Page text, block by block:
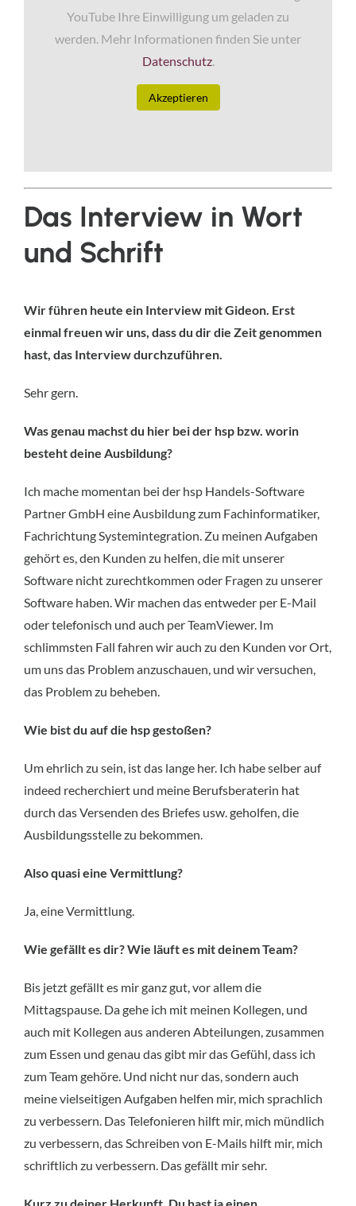
YouTube Ihre Einwilligung um geladen zu
werden. Mehr Informationen finden Sie unter
Datenschutz.
Akzeptieren
Das Interview in Wort
und Schrift
Wir führen heute ein Interview mit Gideon. Erst
einmal freuen wir uns, dass du dir die Zeit genommen
hast, das Interview durchzuführen.
Sehr gern.
Was genau machst du hier bei der hsp bzw. worin
besteht deine Ausbildung?
Ich mache momentan bei der hsp Handels-Software
Partner GmbH eine Ausbildung zum Fachinformatiker,
Fachrichtung Systemintegration. Zu meinen Aufgaben
gehört es, den Kunden zu helfen, die mit unserer
Software nicht zurechtkommen oder Fragen zu unserer
Software haben. Wir machen das entweder per E-Mail
oder telefonisch und auch per TeamViewer. Im
schlimmsten Fall fahren wir auch zu den Kunden vor Ort,
um uns das Problem anzuschauen, und wir versuchen,
das Problem zu beheben.
Wie bist du auf die hsp gestoßen?
Um ehrlich zu sein, ist das lange her. Ich habe selber auf
indeed recherchiert und meine Berufsberaterin hat
durch das Versenden des Briefes usw. geholfen, die
Ausbildungsstelle zu bekommen.
Also quasi eine Vermittlung?
Ja, eine Vermittlung.
Wie gefällt es dir? Wie läuft es mit deinem Team?
Bis jetzt gefällt es mir ganz gut, vor allem die
Mittagspause. Da gehe ich mit meinen Kollegen, und
auch mit Kollegen aus anderen Abteilungen, zusammen
zum Essen und genau das gibt mir das Gefühl, dass ich
zum Team gehöre. Und nicht nur das, sondern auch
meine vielseitigen Aufgaben helfen mir, mich sprachlich
zu verbessern. Das Telefonieren hilft mir, mich mündlich
zu verbessern, das Schreiben von E-Mails hilft mir, mich
schriftlich zu verbessern. Das gefällt mir sehr.